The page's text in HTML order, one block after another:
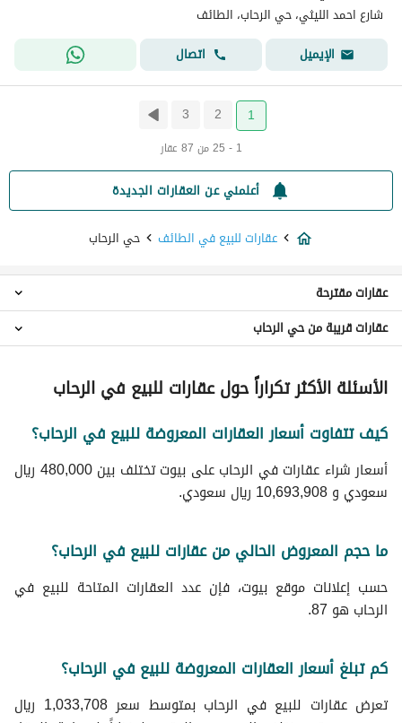
شارع احمد الليثي، حي الرحاب، الطائف
الإيميل
اتصال
1
2
3
1 - 25 من 87 عقار
أعلمني عن العقارات الجديدة
عقارات للبيع في الطائف
حي الرحاب
عقارات استوديو للبيع في حي الرحاب
عقارات 2 غرفة نوم للبيع في حي الرحاب
عقارات 3 غرف نوم للبيع في حي الرحاب
عقارات 4 غرف نوم للبيع في حي الرحاب
عقارات 5 غرف نوم للبيع في حي الرحاب
فلل للبيع في حي الرحاب
شقق للبيع في حي الرحاب
اراضي سكنية للبيع في حي الرحاب
عمائر سكنية للبيع في حي الرحاب
ادوار للبيع في حي الرحاب
عقارات مقترحة
عقارات حي الواسط
عقارات حي الحوية
عقارات حي سلطانة
عقارات حي المضباع
عقارات حي الشرفية
عقارات حي الحلقة الغربية
عقارات حي الحلقة الشرقية
عقارات قريبة من حي الرحاب
الأسئلة الأكثر تكراراً حول عقارات للبيع في الرحاب
كيف تتفاوت أسعار العقارات المعروضة للبيع في الرحاب؟
أسعار شراء عقارات في الرحاب على بيوت تختلف بين 480,000 ريال
سعودي و 10,693,908 ريال سعودي.
ما حجم المعروض الحالي من عقارات للبيع في الرحاب؟
حسب إعلانات موقع بيوت، فإن عدد العقارات المتاحة للبيع في
الرحاب هو 87.
كم تبلغ أسعار العقارات المعروضة للبيع في الرحاب؟
تعرض عقارات للبيع في الرحاب بمتوسط سعر 1,033,708 ريال